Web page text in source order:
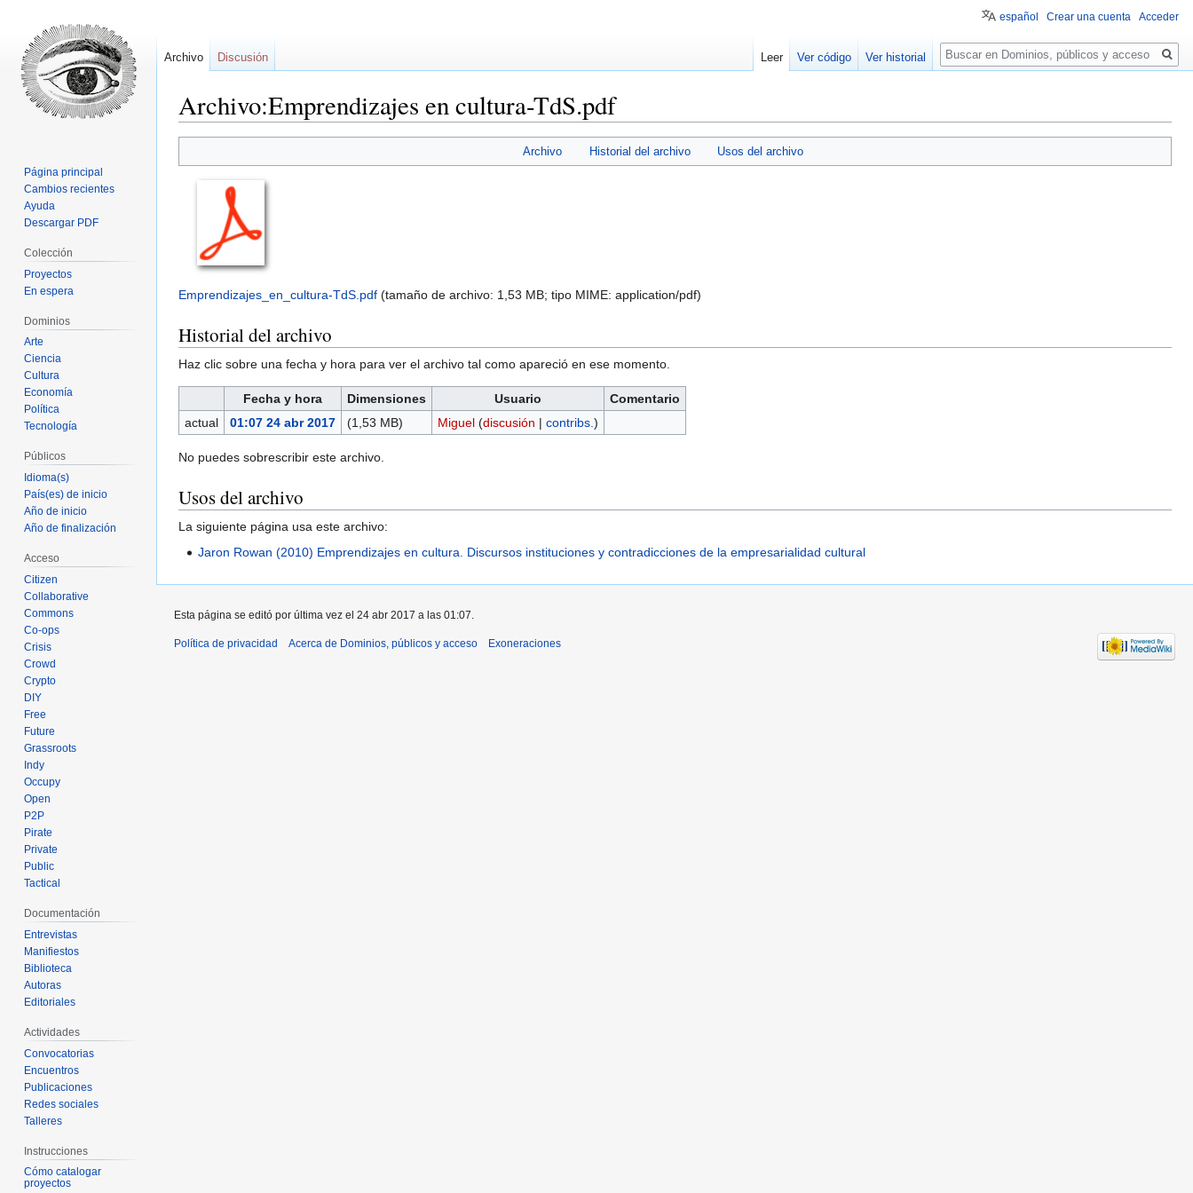
Archivo:Emprendizajes en cultura-TdS.pdf
a
navegación
a
búsqueda
Archivo Historial del archivo Usos del archivo
Emprendizajes_en_cultura-TdS.pdf (tamaño de archivo: 1,53 MB; tipo MIME: application/pdf)
Historial del archivo
Haz clic sobre una fecha y hora para ver el archivo tal como apareció en ese momento.
Fecha y hora Dimensiones Usuario
Comentario
actual
01:07 24 abr 2017 (1,53 MB) Miguel (discusión | contribs. )
No puedes sobrescribir este archivo.
Usos del archivo
La siguiente página usa este archivo:
Jaron Rowan (2010) Emprendizajes en cultura. Discursos instituciones y contradicciones de la empresarialidad cultural
español Crear una cuenta Acceder
Archivo Discusión Leer Ver código Ver historial
Buscar
Página principal
Cambios recientes
Ayuda
Descargar PDF
Colección
Proyectos
En espera
Dominios
Arte
Ciencia
Cultura
Economía
Política
Tecnología
Públicos
Idioma(s)
País(es) de inicio
Año de inicio
Año de finalización
Acceso
Citizen
Collaborative
Commons
Co-ops
Crisis
Crowd
Crypto
DIY
Free
Future
Grassroots
Indy
Occupy
Open
P2P
Pirate
Private
Public
Tactical
Documentación
Entrevistas
Manifiestos
Biblioteca
Autoras
Editoriales
Actividades
Convocatorias
Encuentros
Publicaciones
Redes sociales
Talleres
Instrucciones
Cómo catalogar
proyectos
Esta página se editó por última vez el 24 abr 2017 a las 01:07.
Política de privacidad Acerca de Dominios, públicos y acceso Exoneraciones